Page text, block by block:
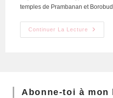
temples de Prambanan et
Continuer La Lecture
Abonne-toi à